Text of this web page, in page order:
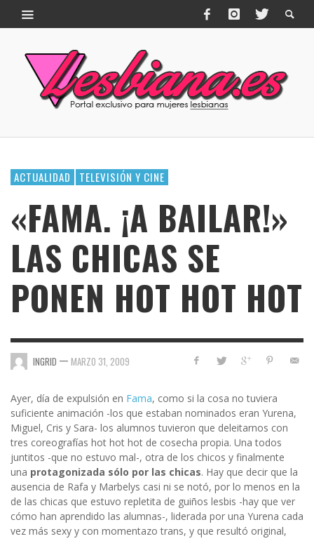
ACTUALIDAD TELEVISIÓN Y CINE
«FAMA. ¡A BAILAR!»
LAS CHICAS SE
PONEN HOT HOT HOT
INGRID — MARZO 31, 2009
Ayer, día de expulsión en Fama, como si la cosa no tuviera
suficiente animación -los que estaban nominados eran Yurena,
Miguel, Cris y Sara- los alumnos tuvieron que deleitarnos con
tres coreografías hot hot hot de cosecha propia. Una todos
juntitos -que no estuvo mal-, otra de los chicos y finalmente
una protagonizada sólo por las chicas. Hay que decir que la
ausencia de Rafa y Marbelys casi ni se notó, por lo menos en la
de las chicas que estuvo repletita de guiños lesbis -hay que ver
cómo han aprendido las alumnas-, liderada por una Yurena cada
vez más sexy y con momentazo trans, y que resultó original,